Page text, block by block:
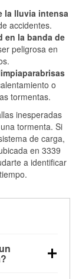
la lluvia intensa
accidentes.
en la banda de
peligrosa en
o
tormentas.
inesperadas
tormenta. Si
de carga,
en 3339
a identificar